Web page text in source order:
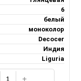
6
белый
моноколор
Decocer
Индия
Liguria